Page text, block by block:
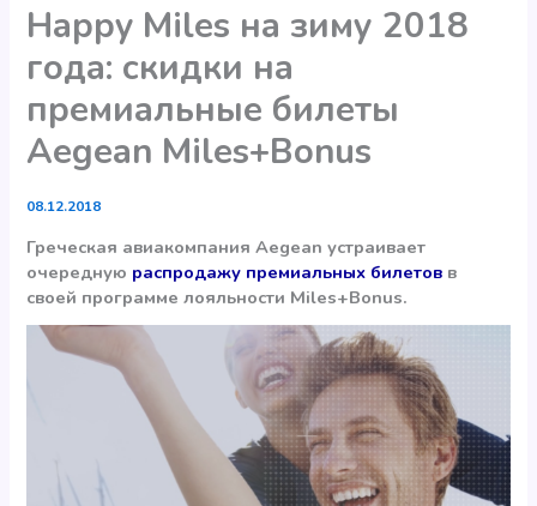
Happy Miles на зиму 2018
года: скидки на
премиальные билеты
Aegean Miles+Bonus
08.12.2018
Греческая авиакомпания Aegean устраивает
очередную распродажу премиальных билетов в
своей программе лояльности Miles+Bonus.